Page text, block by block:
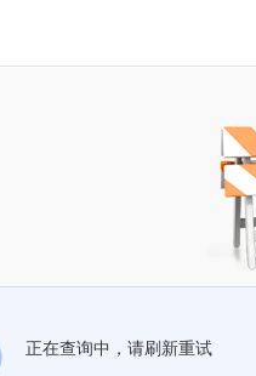
正在查询中，请刷新重试